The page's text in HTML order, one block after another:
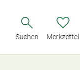
Suchen Merkzettel